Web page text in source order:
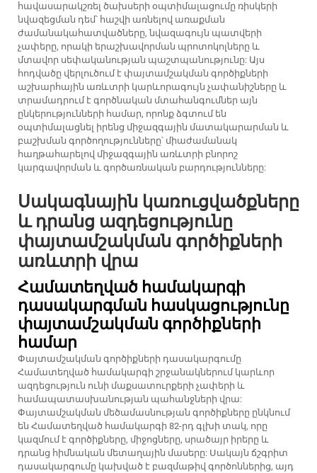
հավասարակշռել ծախսերի օպտիմալացումը ռիսկերի
նվազեցման դեմ՝ հաշվի առնելով առաքման
ժամանակահատվածները, նվազագույն պատվերի
չափերը, որակի երաշխավորման պրոտոկոլները և
մտավոր սեփականության պաշտպանությունը: Այս
հոդվածը վերլուծում է փայտամշակման գործիքների
աշխարհային առևտրի կարևորագույն չափանիշները և
տրամադրում է գործնական մտահանգումներ այն
ընկերությունների համար, որոնք ձգտում են
օպտիմալացնել իրենց միջազգային մատակարարման և
բաշխման գործողությունները՝ միաժամանակ
հաղթահարելով միջազգային առևտրի բնորոշ
կարգավորման և գործառնական բարդությունները:
Սակագնային կառուցվածքները
և դրանց ազդեցությունը
փայտամշակման գործիքների
առևտրի վրա
Համատեղված համակարգի
դասակարգման հասկացությունը
փայտամշակման գործիքների
համար
Փայտամշակման գործիքների դասակարգումը
Համատեղված համակարգի շրջանակներում կարևոր
ազդեցություն ունի մաքսատուրքերի չափերի և
համապատասխանության պահանջների վրա:
Փայտամշակման մեծամասնության գործիքները ընկնում
են Համատեղված համակարգի 82-րդ գլխի տակ, որը
կազմում է գործիքները, միջոցները, սրածայր իրերը և
դրանց հիմնական մետաղային մասերը: Սակայն ճշգրիտ
դասակարգումը կախված է բազմաթիվ գործոններից, այդ